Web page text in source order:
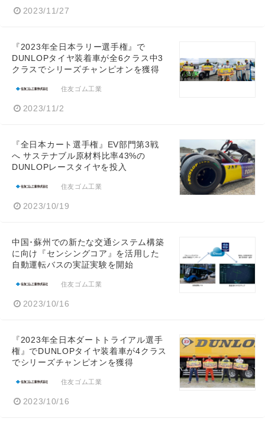
2023/11/27
『2023年全日本ラリー選手権』で
DUNLOPタイヤ装着車が全6クラス中3
クラスでシリーズチャンピオンを獲得
住友ゴム工業
2023/11/2
『全日本カート選手権』EV部門第3戦
へ サステナブル原材料比率43%の
DUNLOPレースタイヤを投入
住友ゴム工業
2023/10/19
中国･蘇州での新たな交通システム構築
に向け『センシングコア』を活用した
自動運転バスの実証実験を開始
住友ゴム工業
2023/10/16
『2023年全日本ダートトライアル選手
権』でDUNLOPタイヤ装着車が4クラス
でシリーズチャンピオンを獲得
住友ゴム工業
2023/10/16